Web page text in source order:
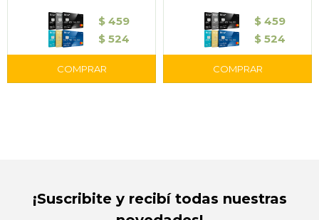
$ 459
$ 524
$ 459
$ 524
¡Suscribite y recibí todas nuestras